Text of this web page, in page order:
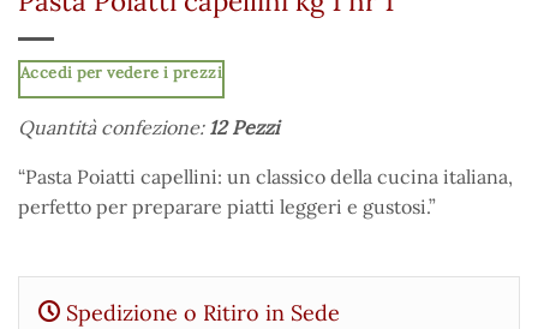
Accedi per vedere i prezzi
Quantità confezione: 12 Pezzi
“Pasta Poiatti capellini: un classico della cucina italiana,
perfetto per preparare piatti leggeri e gustosi.”
Spedizione o Ritiro in Sede